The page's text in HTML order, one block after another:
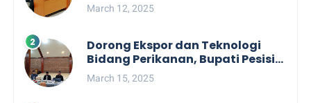
March 12, 2025
Dorong Ekspor dan Teknologi
Bidang Perikanan, Bupati Pesisir
Barat Audiensi Terkait Sister City
March 15, 2025